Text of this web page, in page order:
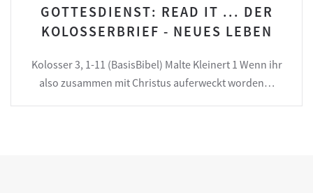
GOTTESDIENST: READ IT ... DER
KOLOSSERBRIEF - NEUES LEBEN
Kolosser 3, 1-11 (BasisBibel) Malte Kleinert 1 Wenn ihr
also zusammen mit Christus auferweckt worden…